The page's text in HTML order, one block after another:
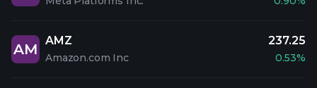
AM
AMZ
Amazon.com Inc
237.25
0.53%